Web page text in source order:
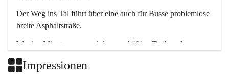
Der Weg ins Tal führt über eine auch für Busse problemlose
breite Asphaltstraße.
Wenige Minuten nur, und das geschäftige Treiben der
Impressionen